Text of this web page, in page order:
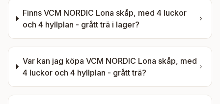
Finns VCM NORDIC Lona skåp, med 4 luckor
och 4 hyllplan - grått trä i lager?
Var kan jag köpa VCM NORDIC Lona skåp, med
4 luckor och 4 hyllplan - grått trä?